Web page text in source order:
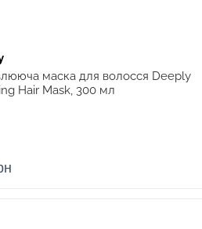
маска для волосся Deeply
Hair Mask, 300 мл